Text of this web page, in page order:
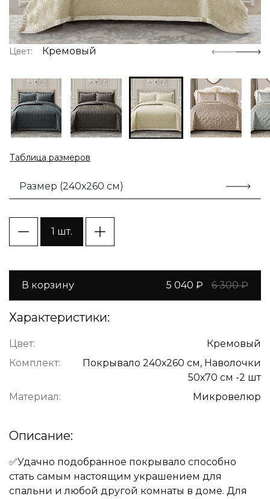
Цвет: Кремовый
Таблица размеров
Размер (240х260 см)
1 шт.
В корзину 5 040 ₽ 6 300 ₽
Характеристики:
Цвет:
Кремовый
Комплект:
Покрывало 240х260 см, Наволочки
50х70 см -2 шт
Материал:
Микровелюр
Описание:
✅Удачно подобранное покрывало способно
стать самым настоящим украшением для
спальни и любой другой комнаты в доме. Для